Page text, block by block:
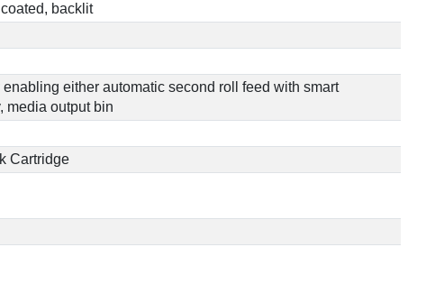
backlit
either automatic second roll feed with smart
media output bin
Cartridge